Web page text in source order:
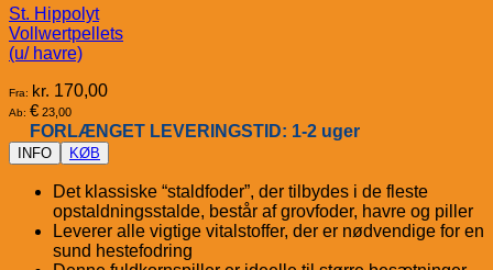
St. Hippolyt
Vollwertpellets
(u/ havre)
Fra: kr. 170,00
Ab: € 23,00
FORLÆNGET LEVERINGSTID: 1-2 uger
INFO KØB
Det klassiske “staldfoder”, der tilbydes i de fleste
opstaldningsstalde, består af grovfoder, havre og piller
Leverer alle vigtige vitalstoffer, der er nødvendige for en
sund hestefodring